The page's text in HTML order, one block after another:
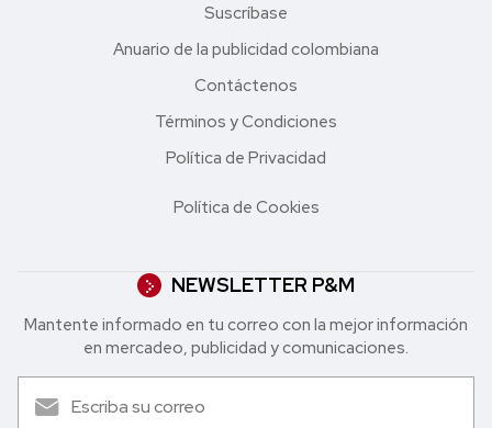
Suscríbase
Anuario de la publicidad colombiana
Contáctenos
Términos y Condiciones
Política de Privacidad
Política de Cookies
NEWSLETTER P&M
Mantente informado en tu correo con la mejor in formación
en mercadeo, publicidad y comunicaciones.